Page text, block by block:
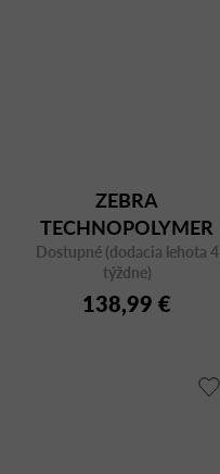
ZEBRA
TECHNOPOLYMER
2565 CR
Dostupné (dodacia lehota 4
týždne)
138,99 €